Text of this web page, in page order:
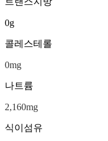
0g
콜레스테롤
0mg
나트륨
2,160mg
식이섬유